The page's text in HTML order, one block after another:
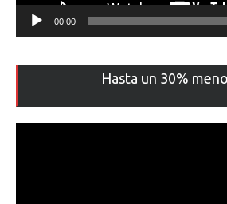
00:00
Hasta un 30%